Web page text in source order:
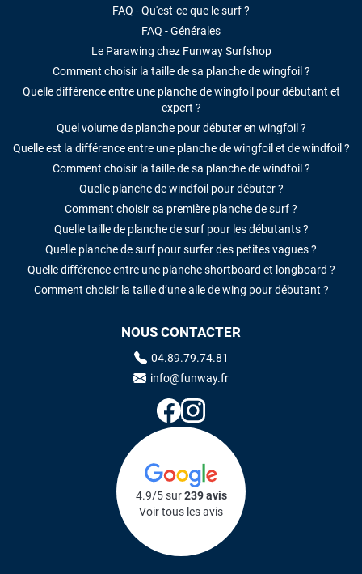
FAQ - Qu'est-ce que le surf ?
FAQ - Générales
Le Parawing chez Funway Surfshop
Comment choisir la taille de sa planche de wingfoil ?
Quelle différence entre une planche de wingfoil pour débutant et
expert ?
Quel volume de planche pour débuter en wingfoil ?
Quelle est la différence entre une planche de wingfoil et de windfoil ?
Comment choisir la taille de sa planche de windfoil ?
Quelle planche de windfoil pour débuter ?
Comment choisir sa première planche de surf ?
Quelle taille de planche de surf pour les débutants ?
Quelle planche de surf pour surfer des petites vagues ?
Quelle différence entre une planche shortboard et longboard ?
Comment choisir la taille d’une aile de wing pour débutant ?
NOUS CONTACTER
04.89.79.74.81
info@funway.fr
4.9/5 sur239 avis
Voir tous les avis